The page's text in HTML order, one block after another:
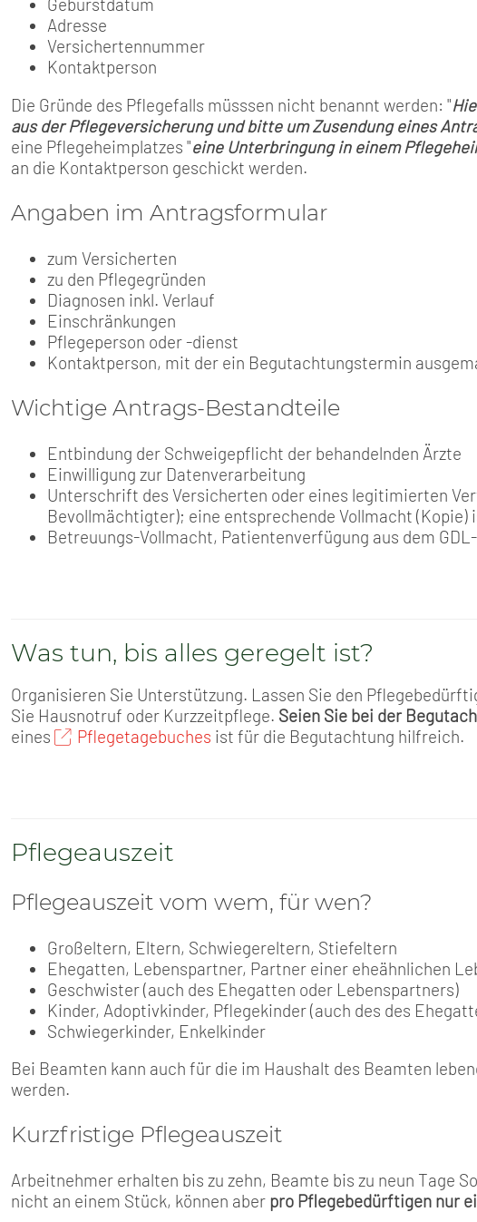
Geburstdatum
Adresse
Versichertennummer
Kontaktperson
Die Gründe des Pflegefalls müsssen nicht benannt werden: "
aus der Pflegeversicherung und bitte um Zusendung eines
eine Pflegeheimplatzes "eine Unterbringung in einem
an die Kontaktperson geschickt werden.
Angaben im Antragsformular
zum Versicherten
zu den Pflegegründen
Diagnosen inkl. Verlauf
Einschränkungen
Pflegeperson oder -dienst
Kontaktperson, mit der ein Begutachtungstermin
Wichtige Antrags-Bestandteile
Entbindung der Schweigepflicht der behandelnden Ärzte
Einwilligung zur Datenverarbeitung
Unterschrift des Versicherten oder eines legitimierten
Bevollmächtigter); eine entsprechende Vollmacht (Kopie)
Betreuungs-Vollmacht, Patientenverfügung aus dem
Was tun, bis alles geregelt ist?
Organisieren Sie Unterstützung. Lassen Sie den
Sie Hausnotruf oder Kurzzeitpflege. Seien Sie bei der
eines
Pflegetagebuches ist für die Begutachtung hilfreich.
Pflegeauszeit
Pflegeauszeit vom wem, für wen?
Großeltern, Eltern, Schwiegereltern, Stiefeltern
Ehegatten, Lebenspartner, Partner einer eheähnlichen
Geschwister (auch des Ehegatten oder Lebenspartners)
Kinder, Adoptivkinder, Pflegekinder (auch des des
Schwiegerkinder, Enkelkinder
Bei Beamten kann auch für die im Haushalt des Beamten
werden.
Kurzfristige Pflegeauszeit
Arbeitnehmer erhalten bis zu zehn, Beamte bis zu neun Tage
nicht an einem Stück, können aber pro Pflegebedürftigen nur